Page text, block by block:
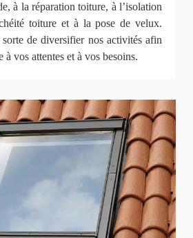
à la réparation toiture, à l’isolation
toiture et à la pose de velux.
de diversifier nos activités afin
vos attentes et à vos besoins.